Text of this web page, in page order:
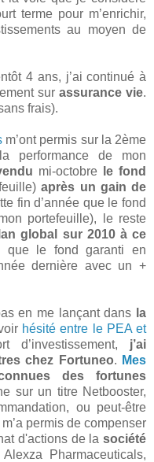
terme pour m’enrichir,
au moyen de
4 ans, j’ai continué à
sur assurance vie.
frais).
m’ont permis sur la 2ème
performance de mon
mi-octobre
le fond
après un gain de
fin d’année que le fond
portefeuille), le reste
global sur 2010 à ce
que le fond garanti en
dernière avec un +
en me lançant dans la
hésité entre le PEA et
d’investissement, j’ai
chez Fortuneo. Mes
des fortunes
sur un titre Netbooster,
ou peut-être
permis de compenser
d'actions de lasociété
Pharmaceuticals,